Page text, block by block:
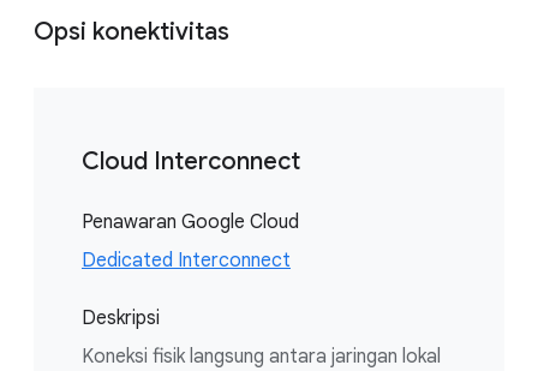
Opsi konektivitas
Cloud Interconnect
Penawaran Google Cloud
Dedicated Interconnect
Deskripsi
Koneksi fisik langsung antara jaringan lokal